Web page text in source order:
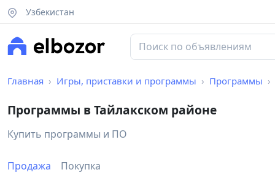
Узбекистан
Главная Игры, приставки и программы Программы
Программы в Тайлакском районе
Купить программы и ПО
Продажа Покупка